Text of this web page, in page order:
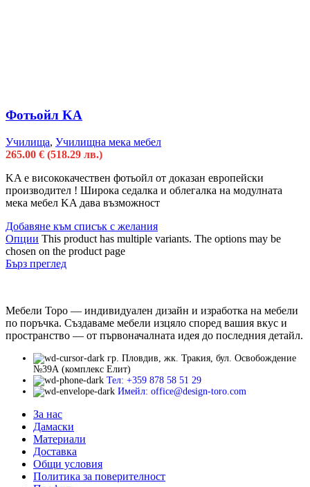
Фотьойл KA
Училища, Училищна мека мебел
265.00 € (518.29 лв.)
KA e висококачествен фотьойл от доказан европейски
производител ! Широка седалка и облегалка на модулната
мека мебел KA дава възможност
Добавяне към списък с желания
Опции This product has multiple variants. The options may be
chosen on the product page
Бърз преглед
Мебели Торо — индивидуален дизайн и изработка на мебели
по поръчка. Създаваме мебели изцяло според вашия вкус и
пространство — от първоначалната идея до последния детайл.
гр. Пловдив, жк. Тракия, бул. Освобождение
№39А (комплекс Елит)
Тел: +359 878 58 51 29
Имейл: office@design-toro.com
За нас
Дамаски
Материали
Доставка
Общи условия
Политика за поверителност